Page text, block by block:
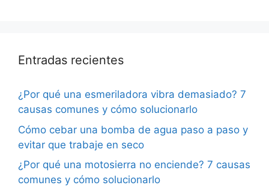
Entradas recientes
¿Por qué una esmeriladora vibra demasiado? 7
causas comunes y cómo solucionarlo
Cómo cebar una bomba de agua paso a paso y
evitar que trabaje en seco
¿Por qué una motosierra no enciende? 7 causas
comunes y cómo solucionarlo